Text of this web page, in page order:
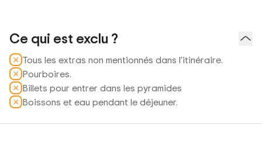
Ce qui est exclu ?
Tous les extras non mentionnés dans l'itinéraire.
Pourboires.
Billets pour entrer dans les pyramides
Boissons et eau pendant le déjeuner.